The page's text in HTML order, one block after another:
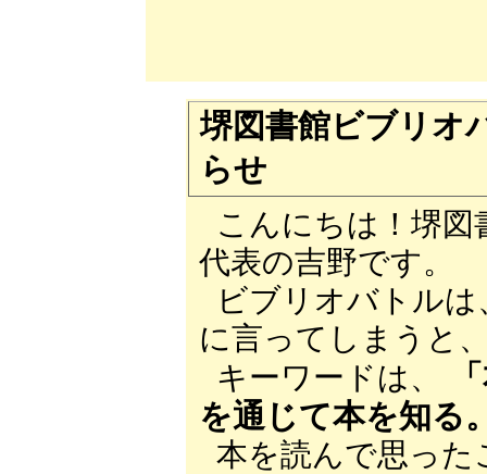
堺図書館ビブリオ
らせ
こんにちは！堺
代表の吉野です。
ビブリオバトル
に言ってしまうと
キーワードは、
を通じて本を知る
本を読んで思っ